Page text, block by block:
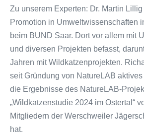
Zu unserem Experten: Dr. Martin
Promotion in Umweltwissenschaften
beim BUND Saar. Dort vor allem mit
und diversen Projekten befasst,
Jahren mit Wildkatzenprojekten.
seit Gründung von NatureLAB
die Ergebnisse des NatureLAB-
„Wildkatzenstudie 2024 im Ostertal“
Mitgliedern der Werschweiler
hat.